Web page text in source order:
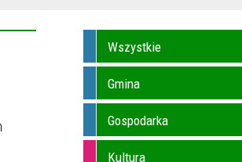
Wszystkie
Gmina
Gospodarka
Kultura